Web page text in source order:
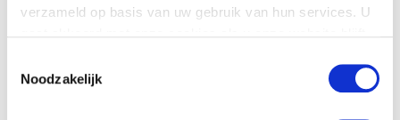
verzameld op basis van uw gebruik van hun services. U
Noodzakelijk